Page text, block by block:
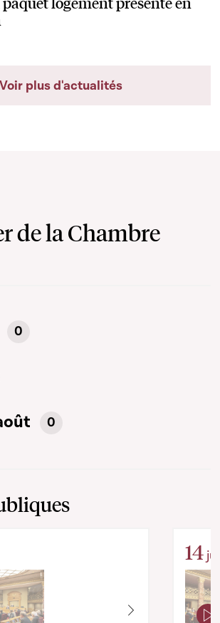
Voir plus d'actualités
de la Chambre
0
0
14